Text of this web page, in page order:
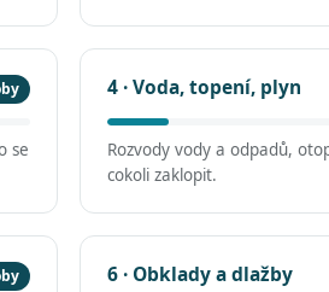
se
4 · Voda, topení, plyn
Rozvody vody a odpadů,
cokoli zaklopit.
6 · Obklady a dlažby